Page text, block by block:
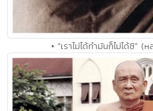
• "เราไม่ได้ทำมันก็ไม่ได้ซิ" (